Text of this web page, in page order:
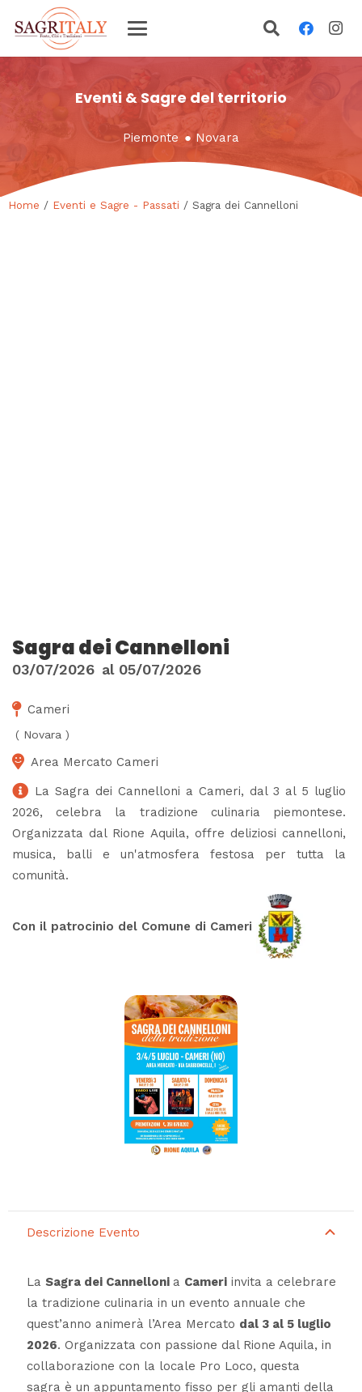
Eventi & Sagre del territorio
Piemonte ● Novara
Home / Eventi e Sagre - Passati / Sagra dei Cannelloni
Sagra dei Cannelloni
03/07/2026 al 05/07/2026
Cameri
( Novara )
Area Mercato Cameri
La Sagra dei Cannelloni a Cameri, dal 3 al 5 luglio
2026, celebra la tradizione culinaria piemontese.
Organizzata dal Rione Aquila, offre deliziosi cannelloni,
musica, balli e un'atmosfera festosa per tutta la
comunità.
Con il patrocinio del Comune di Cameri
Descrizione Evento
La Sagra dei Cannelloni a Cameriinvita a celebrare
la tradizione culinaria in un evento annuale che
quest’anno animerà l’Area Mercato dal 3 al 5 luglio
2026. Organizzata con passione dal Rione Aquila, in
collaborazione con la locale Pro Loco, questa
sagra è un appuntamento fisso per gli amanti della